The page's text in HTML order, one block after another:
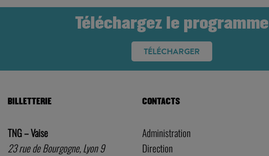
Téléchargez le programme
TÉLÉCHARGER
BILLETTERIE
TNG – Vaise
23 rue de Bourgogne, Lyon 9
CONTACTS
Administration
Direction